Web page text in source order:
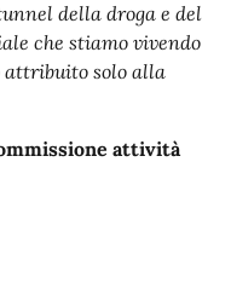
della droga e del
che stiamo vivendo
attribuito solo alla
attività